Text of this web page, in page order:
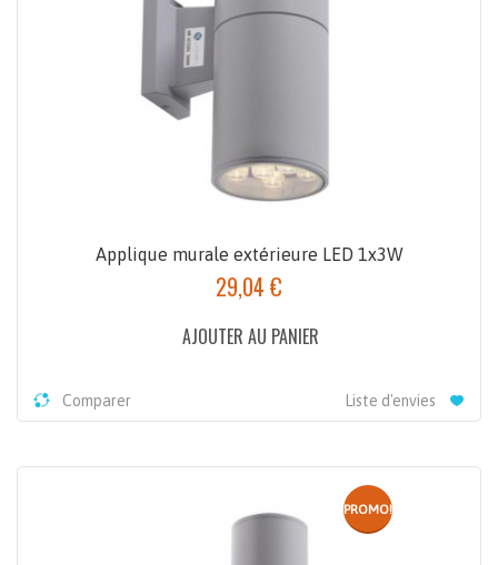
Applique murale extérieure LED 1x3W
29,04 €
AJOUTER AU PANIER
Liste d'envies
Comparer
PROMO!